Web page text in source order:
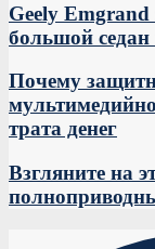
Geely
большой седан
Почему
трата денег
Взгляните на